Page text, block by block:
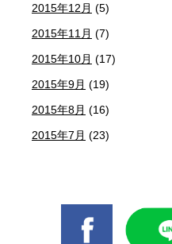
2015年12月 (5)
2015年11月 (7)
2015年10月 (17)
2015年9月 (19)
2015年8月 (16)
2015年7月 (23)